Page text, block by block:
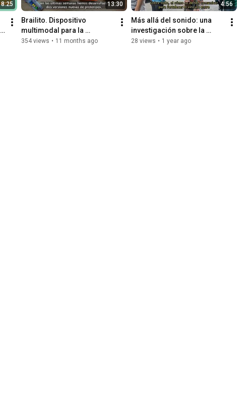
8:25 13:30
Brailito. Dispositivo
multimodal para la
enseñanza-aprendizaje del
354 views • 11 months ago
4:56
Más allá del sonido: una
investigación sobre la
comunicación, la
28 views • 1 year ago